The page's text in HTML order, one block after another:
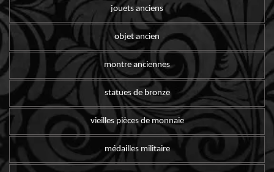
jouets anciens
objet ancien
montre anciennes
statues de bronze
vieilles pièces de monnaie
médailles militaire